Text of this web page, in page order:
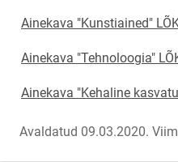
Ainekava "Kunstiained"
Ainekava "Tehnoloogia"
Ainekava "Kehaline
Avaldatud 09.03.2020.